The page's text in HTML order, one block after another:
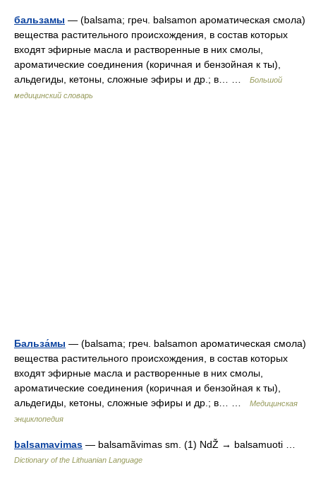
бальзамы — (balsama; греч. balsamon ароматическая смола)
вещества растительного происхождения, в состав которых
входят эфирные масла и растворенные в них смолы,
ароматические соединения (коричная и бензойная к ты),
альдегиды, кетоны, сложные эфиры и др.; в… …
Большой
медицинский словарь
Бальза́мы — (balsama; греч. balsamon ароматическая смола)
вещества растительного происхождения, в состав которых
входят эфирные масла и растворенные в них смолы,
ароматические соединения (коричная и бензойная к ты),
альдегиды, кетоны, сложные эфиры и др.; в… …
Медицинская
энциклопедия
balsamavimas — balsamãvimas sm. (1) NdŽ → balsamuoti …
Dictionary of the Lithuanian Language